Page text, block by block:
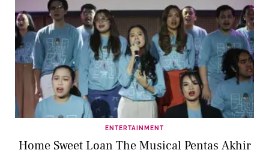
ENTERTAINMENT
Home Sweet Loan The Musical Pentas Akhir